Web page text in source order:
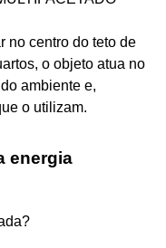
no centro do teto de
o objeto atua no
ambiente e,
o utilizam.
energia